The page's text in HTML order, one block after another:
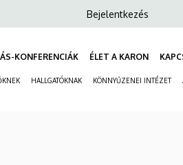
Anonim
fiók
menüje
Bejelentkezés
KONFERENCIÁK ÉLET A KARON
HALLGATÓKNAK KÖNNYŰZENEI INTÉZET